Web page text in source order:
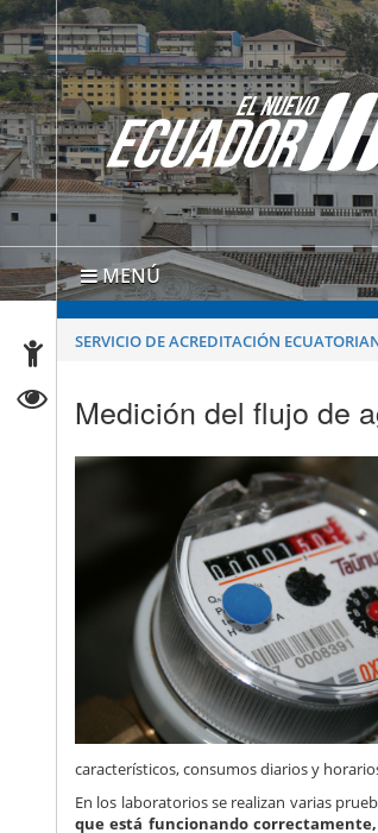
MENÚ
SERVICIO DE ACREDITACIÓN
Medición del flujo de
característicos, consumos diarios y
En los laboratorios se realizan varias
que está funcionando